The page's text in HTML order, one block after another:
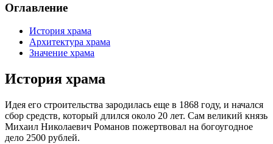
Оглавление
История храма
Архитектура храма
Значение храма
История храма
Идея его строительства зародилась еще в 1868 году, и начался
сбор средств, который длился около 20 лет. Сам великий князь
Михаил Николаевич Романов пожертвовал на богоугодное
дело 2500 рублей.